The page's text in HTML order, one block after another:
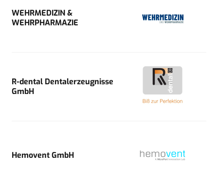
WEHRMEDIZIN &
WEHRPHARMAZIE
R-dental Dentalerzeugnisse
GmbH
Hemovent GmbH